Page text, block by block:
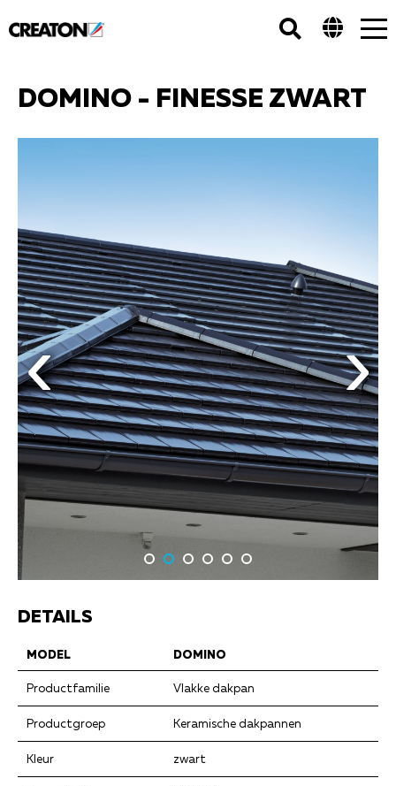
DOMINO - FINESSE ZWART
DETAILS
MODEL DOMINO
Productfamilie Vlakke dakpan
Productgroep Keramische dakpannen
Kleur zwart